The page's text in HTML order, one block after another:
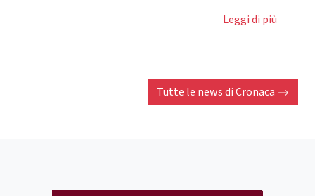
Leggi di più
Tutte le news diCronaca